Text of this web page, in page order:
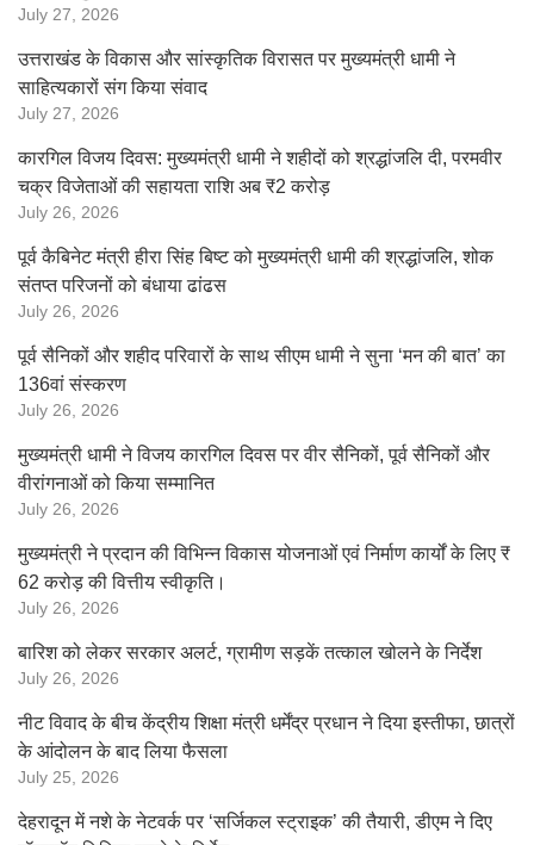
July 27, 2026
उत्तराखंड के विकास और सांस्कृतिक विरासत पर मुख्यमंत्री धामी ने
साहित्यकारों संग किया संवाद
July 27, 2026
कारगिल विजय दिवस: मुख्यमंत्री धामी ने शहीदों को श्रद्धांजलि दी, परमवीर
चक्र विजेताओं की सहायता राशि अब ₹2 करोड़
July 26, 2026
पूर्व कैबिनेट मंत्री हीरा सिंह बिष्ट को मुख्यमंत्री धामी की श्रद्धांजलि, शोक
संतप्त परिजनों को बंधाया ढांढस
July 26, 2026
पूर्व सैनिकों और शहीद परिवारों के साथ सीएम धामी ने सुना ‘मन की बात’ का
136वां संस्करण
July 26, 2026
मुख्यमंत्री धामी ने विजय कारगिल दिवस पर वीर सैनिकों, पूर्व सैनिकों और
वीरांगनाओं को किया सम्मानित
July 26, 2026
मुख्यमंत्री ने प्रदान की विभिन्न विकास योजनाओं एवं निर्माण कार्यों के लिए ₹
62 करोड़ की वित्तीय स्वीकृति।
July 26, 2026
बारिश को लेकर सरकार अलर्ट, ग्रामीण सड़कें तत्काल खोलने के निर्देश
July 26, 2026
नीट विवाद के बीच केंद्रीय शिक्षा मंत्री धर्मेंद्र प्रधान ने दिया इस्तीफा, छात्रों
के आंदोलन के बाद लिया फैसला
July 25, 2026
देहरादून में नशे के नेटवर्क पर ‘सर्जिकल स्ट्राइक’ की तैयारी, डीएम ने दिए